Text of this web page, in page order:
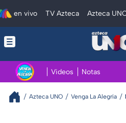
en vivo TV Azteca Azteca
Videos Notas
Azteca UNO Venga La Alegría